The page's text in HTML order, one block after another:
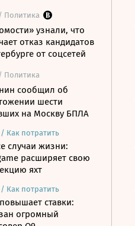
/ Политика
узнали, что
отказ кандидатов
от соцсетей
/ Политика
сообщил об
шести
на Москву БПЛА
/ Как потратить
случаи жизни:
расширяет свою
яхт
/ Как потратить
ставки:
огромный